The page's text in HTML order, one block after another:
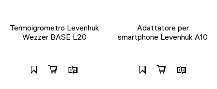
Termoigrometro Levenhuk
Wezzer BASE L20
Adattatore per
smartphone Levenhuk A10